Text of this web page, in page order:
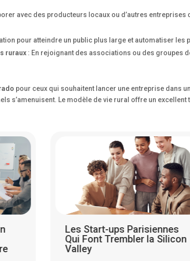
avec des producteurs locaux ou d’autres
pour atteindre un public plus large et automatiser les
ruraux : En rejoignant des associations ou des groupes
pour ceux qui souhaitent lancer une entreprise dans
s’amenuisent. Le modèle de vie rural offre un
Quand les PME parisiennes
partent à l’assaut de la
Lune : rêve fou ou futur